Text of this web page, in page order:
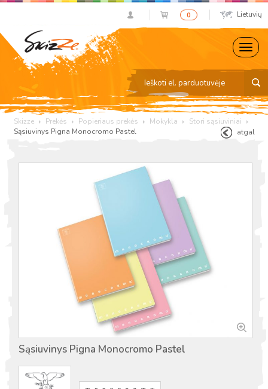
0 Lietuvių
Skizze Prekės Popieriaus prekės Mokykla
Stori sąsiuviniai
Sąsiuvinys Pigna Monocromo Pastel
atgal
Sąsiuvinys Pigna Monocromo Pastel